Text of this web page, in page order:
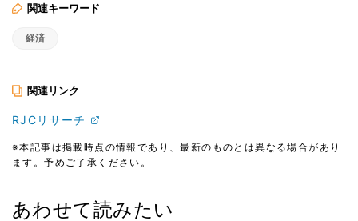
関連キーワード
経済
関連リンク
RJCリサーチ
※本記事は掲載時点の情報であり、最新のものとは異なる場合があり
ます。予めご了承ください。
あわせて読みたい